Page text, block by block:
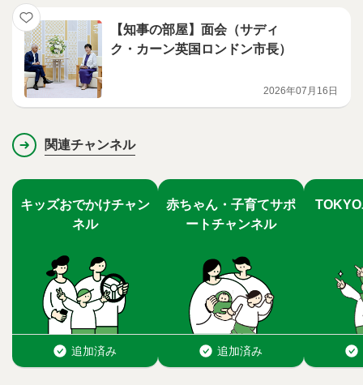
【知事の部屋】面会（サディ
ク・カーン英国ロンドン市長）
2026年07月16日
関連チャンネル